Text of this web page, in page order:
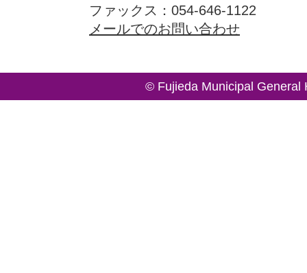
ファックス：054-646-1122
メールでのお問い合わせ
© Fujieda Municipal General